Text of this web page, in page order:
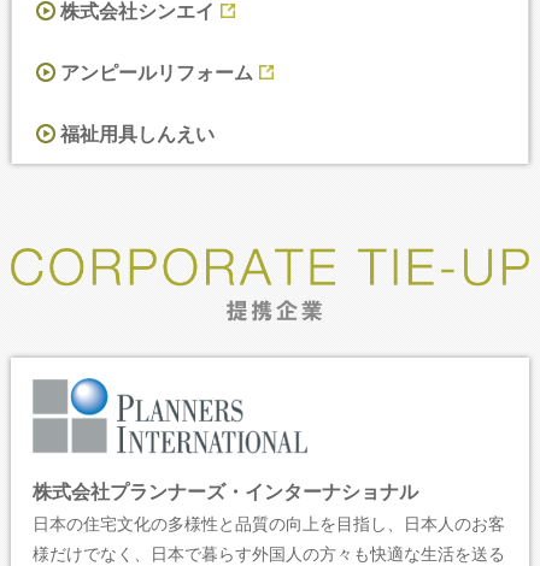
株式会社シンエイ
アンピールリフォーム
福祉用具しんえい
株式会社プランナーズ・インターナショナル
日本の住宅文化の多様性と品質の向上を目指し、日本人のお客
様だけでなく、日本で暮らす外国人の方々も快適な生活を送る